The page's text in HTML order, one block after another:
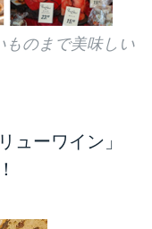
ものまで美味しい
ューワイン」